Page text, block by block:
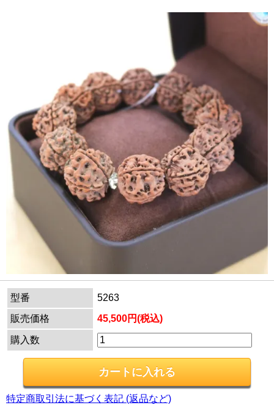
型番
5263
販売価格
45,500円(税込)
購入数
特定商取引法に基づく表記 (返品など)